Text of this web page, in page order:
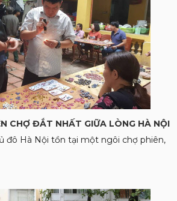
CHỢ ĐẮT NHẤT GIỮA LÒNG HÀ NỘI
đô Hà Nội tồn tại một ngôi chợ phiên,